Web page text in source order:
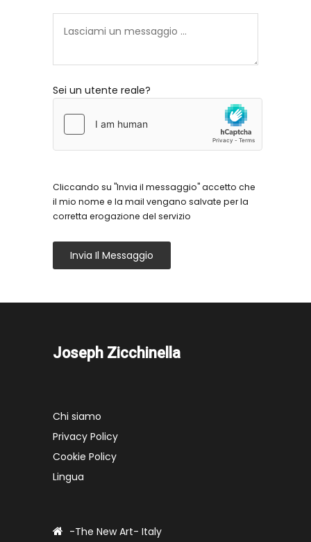
Sei un utente reale?
Cliccando su "Invia il messaggio" accetto che
il mio nome e la mail vengano salvate per la
corretta erogazione del servizio
Invia Il Messaggio
Joseph Zicchinella
Chi siamo
Privacy Policy
Cookie Policy
Lingua
-The New Art- Italy